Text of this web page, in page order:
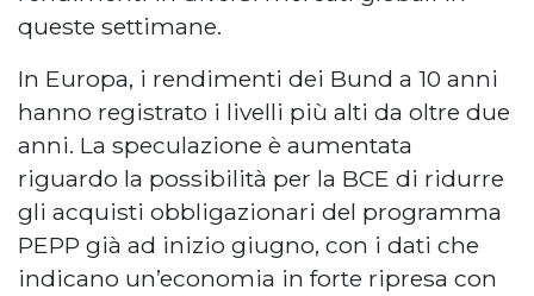
queste settimane.
In Europa, i rendimenti dei Bund a 10 anni
hanno registrato i livelli più alti da oltre due
anni. La speculazione è aumentata
riguardo la possibilità per la BCE di ridurre
gli acquisti obbligazionari del programma
PEPP già ad inizio giugno, con i dati che
indicano un’economia in forte ripresa con